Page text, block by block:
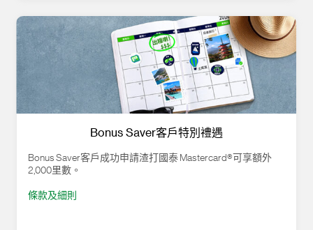
Bonus Saver客戶特別禮遇
Bonus Saver客戶成功申請渣打國泰 Mastercard®可享額外
2,000里數。
條款及細則